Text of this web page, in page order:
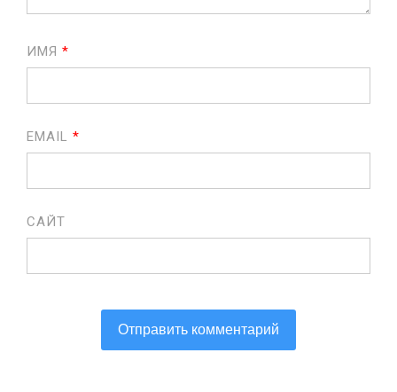
ИМЯ *
EMAIL *
САЙТ